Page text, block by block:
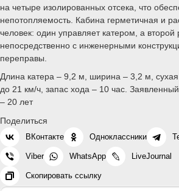
на четыре изолированных отсека, что
непотопляемость. Кабина герметичная и
человек: один управляет катером, а второй
непосредственно с инженерными
переправы.
Длина катера – 9,2 м, ширина – 3,2 м, сухая
до 21 км/ч, запас хода – 10 час.
– 20 лет
Поделиться
ВКонтакте Одноклассники
Viber WhatsApp LiveJournal
Скопировать ссылку